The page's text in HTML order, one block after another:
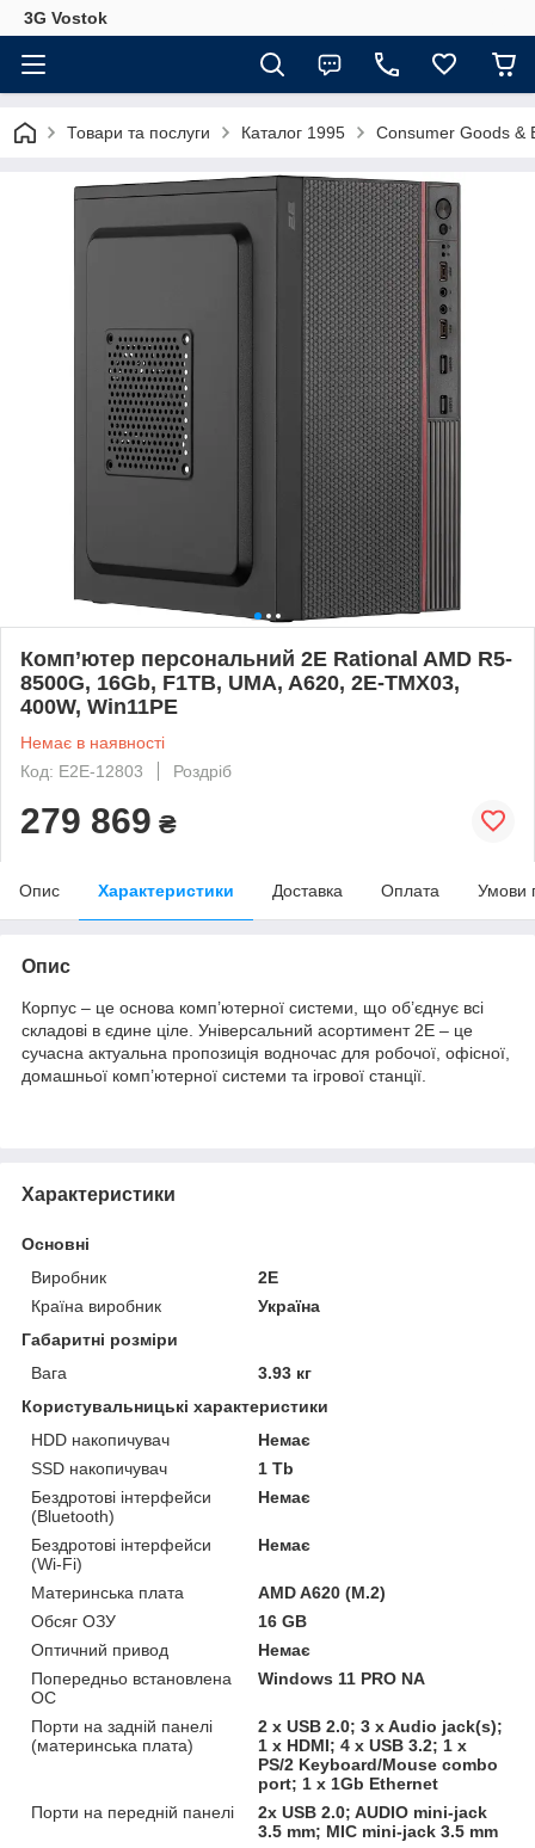
3G Vostok
Товари та послуги Каталог 1995 Consumer Goods &
Комп’ютер персональний 2E Rational AMD R5-
8500G, 16Gb, F1TB, UMA, A620, 2E-TMX03,
400W, Win11PE
Немає в наявності
Код: E2E-12803
Роздріб
279 869 ₴
Опис Характеристики Доставка Оплата Умови
Опис
Корпус – це основа комп’ютерної системи, що об’єднує всі
складові в єдине ціле. Універсальний асортимент 2E – це
сучасна актуальна пропозиція водночас для робочої, офісної,
домашньої комп’ютерної системи та ігрової станції.
Характеристики
Основні
Виробник
2E
Країна виробник
Україна
Габаритні розміри
Вага
3.93 кг
Користувальницькі характеристики
HDD накопичувач
Немає
SSD накопичувач
1 Tb
Бездротові інтерфейси
(Bluetooth)
Немає
Бездротові інтерфейси
(Wi-Fi)
Немає
Материнська плата
AMD A620 (M.2)
Обсяг ОЗУ
16 GB
Оптичний привод
Немає
Попередньо встановлена
ОС
Windows 11 PRO NA
Порти на задній панелі
(материнська плата)
2 x USB 2.0; 3 x Audio jack(s);
1 x HDMI; 4 x USB 3.2; 1 x
PS/2 Keyboard/Mouse combo
port; 1 x 1Gb Ethernet
Порти на передній панелі
2x USB 2.0; AUDIO mini-jack
3.5 mm; MIC mini-jack 3.5 mm